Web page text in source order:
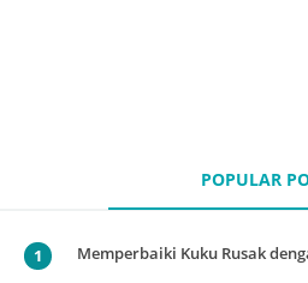
POPULAR
Memperbaiki Kuku Rusak